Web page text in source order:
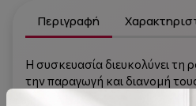
Περιγραφή
Η συσκευασία διευκολύνει
την παραγωγή και διανομή
παραγωγικότητα των